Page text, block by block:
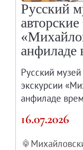
Русский
анфиладе
Русский
экскурсии
анфиладе
16.07.2026